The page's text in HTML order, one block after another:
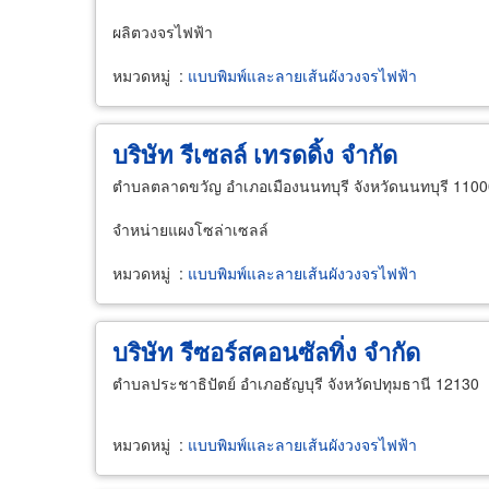
ผลิตวงจรไฟฟ้า
หมวดหมู่ : แบบพิมพ์และลายเส้นผังวงจรไฟฟ้า
บริษัท รีเซลล์ เทรดดิ้ง จำกัด
ตำบลตลาดขวัญ อำเภอเมืองนนทบุรี จังหวัดนนทบุรี
จำหน่ายแผงโซล่าเซลล์
หมวดหมู่ : แบบพิมพ์และลายเส้นผังวงจรไฟฟ้า
บริษัท รีซอร์สคอนซัลทิ่ง จำกัด
ตำบลประชาธิปัตย์ อำเภอธัญบุรี จังหวัดปทุมธานี 12130
หมวดหมู่ : แบบพิมพ์และลายเส้นผังวงจรไฟฟ้า